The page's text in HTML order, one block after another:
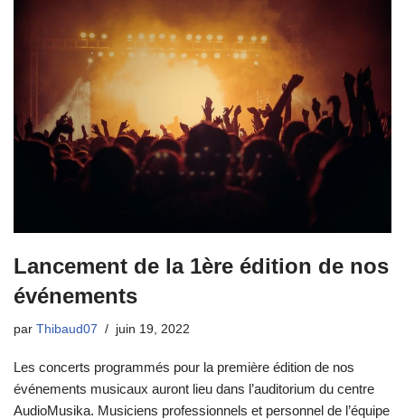
Lancement de la 1ère édition de nos
événements
par Thibaud07 juin 19, 2022
Les concerts programmés pour la première édition de nos
événements musicaux auront lieu dans l’auditorium du centre
AudioMusika. Musiciens professionnels et personnel de l’équipe